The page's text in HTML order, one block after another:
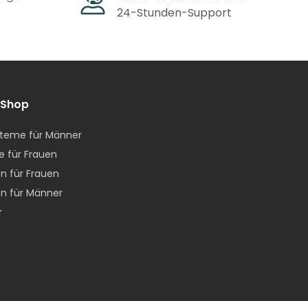
24-Stunden-Support
für Männer
für Frauen
für Frauen
für Männer